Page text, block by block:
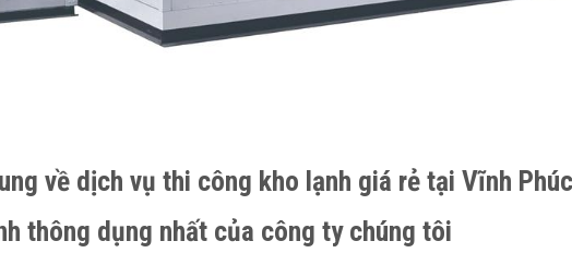
về dịch vụ thi công kho lạnh giá rẻ tại Vĩnh Phúc
thông dụng nhất của công ty chúng tôi